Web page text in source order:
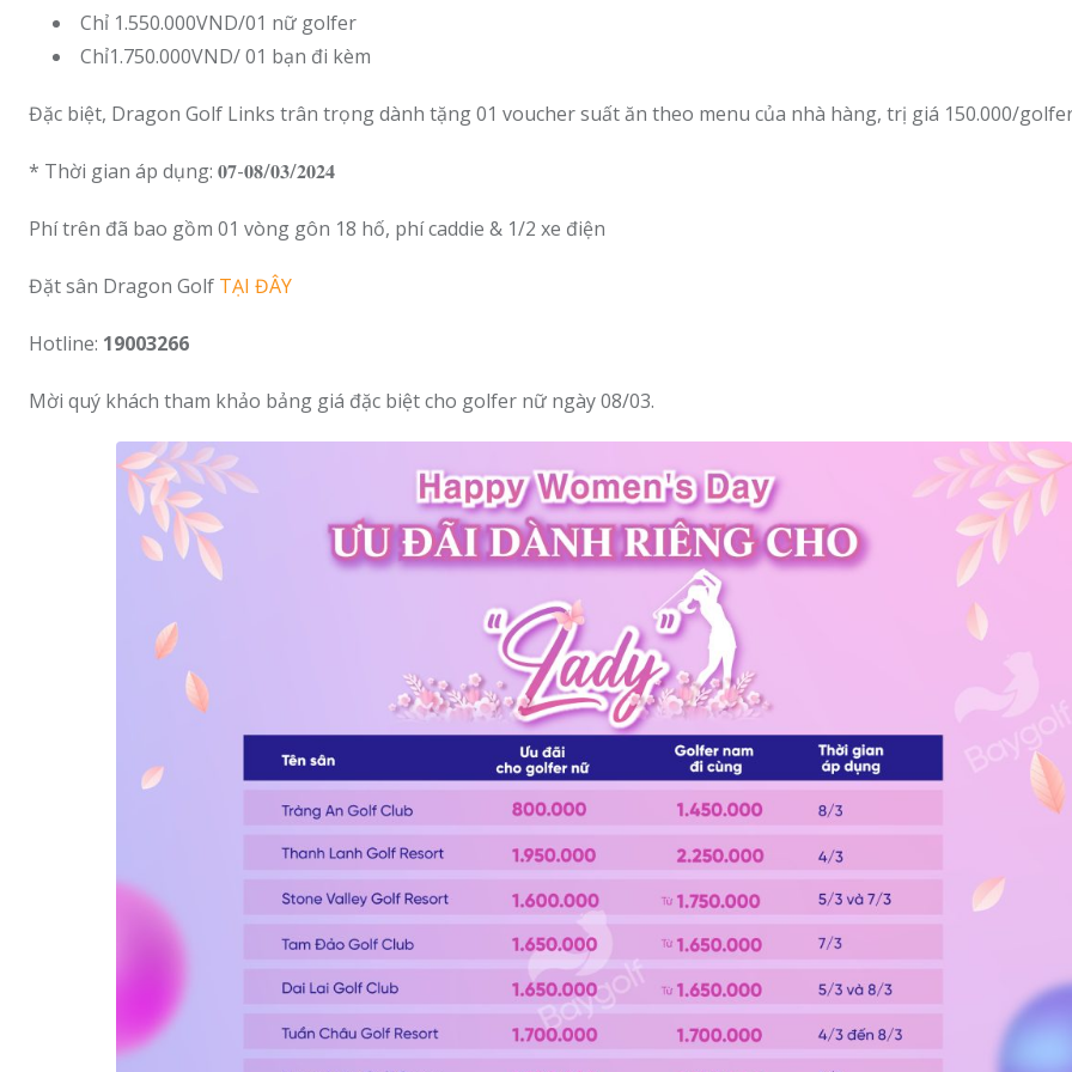
Chỉ 1.550.000VND/01 nữ golfer
Chỉ1.750.000VND/ 01 bạn đi kèm
Đặc biệt, Dragon Golf Links trân trọng dành tặng 01 voucher suất ăn theo menu của nhà hàng, trị giá 150.000/
* Thời gian áp dụng: 𝟎𝟕-𝟎𝟖/𝟎𝟑/𝟐𝟎𝟐𝟒
Phí trên đã bao gồm 01 vòng gôn 18 hố, phí caddie & 1/2 xe điện
Đặt sân Dragon Golf TẠI ĐÂY
Hotline: 19003266
Mời quý khách tham khảo bảng giá đặc biệt cho golfer nữ ngày 08/03.